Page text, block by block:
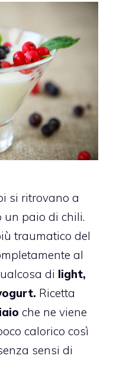
si ritrovano a
un paio di chili.
traumatico del
al
di light,
Ricetta
che ne viene
calorico così
sensi di